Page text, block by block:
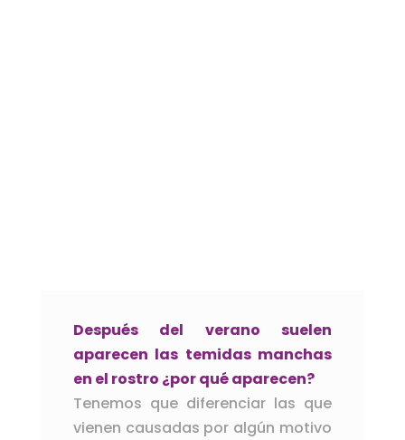
Después del verano suelen
aparecen las temidas manchas
en el rostro ¿por qué aparecen?
Tenemos que diferenciar las que
vienen causadas por algún motivo